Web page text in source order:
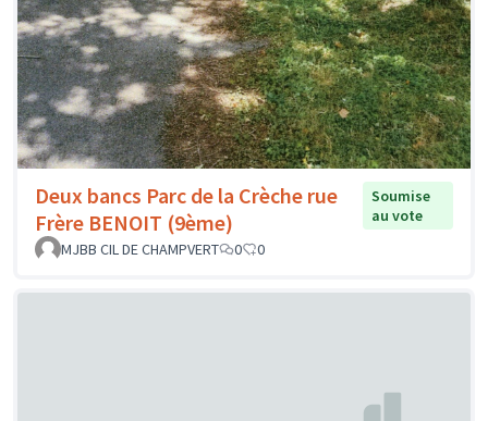
Deux bancs Parc de la Crèche rue
Frère BENOIT (9ème)
Soumise
au vote
MJBB CIL DE CHAMPVERT
0 0